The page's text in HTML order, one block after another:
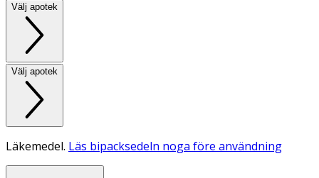
Välj apotek
Välj apotek
Läkemedel. Läs bipacksedeln noga före användning